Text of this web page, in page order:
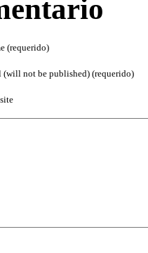
(requerido)
(will not be published) (requerido)